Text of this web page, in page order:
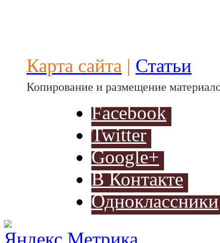
Карта сайта | Статьи
Копирование и размещение
Facebook
Twitter
Google+
В Контакте
Одноклассники